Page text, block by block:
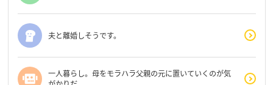
夫と離婚しそうです。
一人暮らし。母をモラハラ父親の元に置いていくのが気